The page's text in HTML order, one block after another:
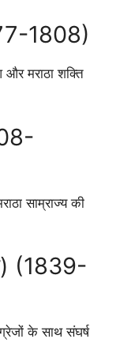
1808)
मराठा शक्ति
साम्राज्य की
(1839-
के साथ संघर्ष